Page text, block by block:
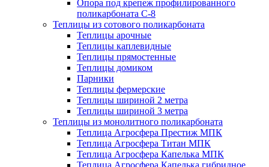
Опора под крепеж профилированного
поликарбоната С-8
Теплицы из сотового поликарбоната
Теплицы арочные
Теплицы каплевидные
Теплицы прямостенные
Теплицы домиком
Парники
Теплицы фермерские
Теплицы шириной 2 метра
Теплицы шириной 3 метра
Теплицы из монолитного поликарбоната
Теплица Агросфера Престиж МПК
Теплица Агросфера Титан МПК
Теплица Агросфера Капелька МПК
Теплица Агросфера Капелька гибридное